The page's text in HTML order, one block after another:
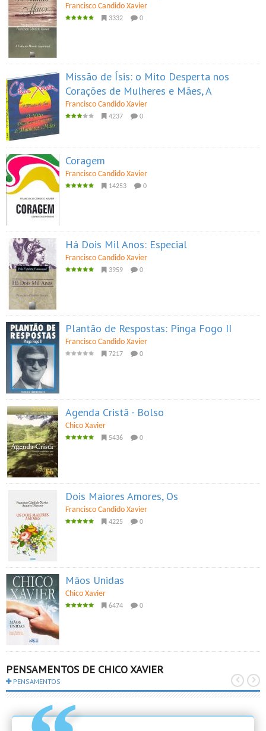
Francisco Candido Xavier
3332 0
Missão de Ísis: o Mito Desperta nos
Corações de Mulheres e Mães, A
Francisco Candido Xavier
4237 0
Coragem
Francisco Candido Xavier
14253 0
Há Dois Mil Anos: Especial
Francisco Candido Xavier
3959 0
Plantão de Respostas: Pinga Fogo II
Francisco Candido Xavier
7217 0
Agenda Cristã - Bolso
Chico Xavier
5436 0
Dois Maiores Amores, Os
Francisco Candido Xavier
4225 0
Mãos Unidas
Chico Xavier
6474 0
PENSAMENTOS DE CHICO XAVIER
PENSAMENTOS